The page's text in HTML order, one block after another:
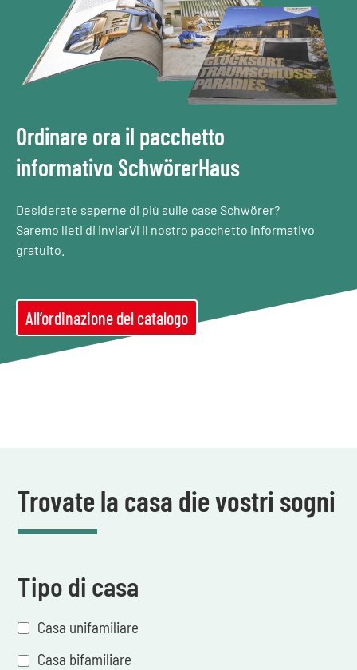
Ordinare ora il pacchetto
informativo SchwörerHaus
Desiderate saperne di più sulle case Schwörer?
Saremo lieti di inviarVi il nostro pacchetto informativo
gratuito.
All’ordinazione del catalogo
Trovate la casa die vostri sogni
Tipo di casa
Casa unifamiliare
Casa bifamiliare